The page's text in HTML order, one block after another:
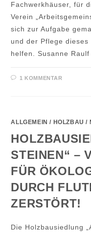
Fachwerkhäuser, für
Verein
sich zur Aufgabe
und der Pflege
helfen. Susanne
1 KOMMENTAR
ALLGEMEIN / HOLZBAU /
STEINEN“ –
FÜR
DURCH
ZERSTÖRT!
Die Holzbausiedlung